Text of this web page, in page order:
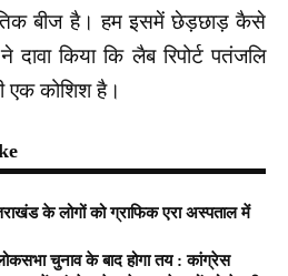
बीज है। हम इसमें छेड़छाड़ कैसे
किया कि लैब रिपोर्ट पतंजलि
एक कोशिश है।
के लोगों को ग्राफिक एरा अस्पताल में
चुनाव के बाद होगा तय : कांग्रेस